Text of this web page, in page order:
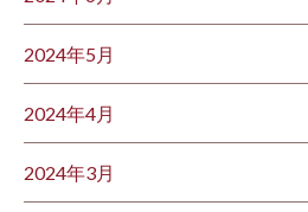
2024年5月
2024年4月
2024年3月